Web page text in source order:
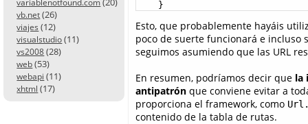
variablenotfound.com
vb.net (26)
viajes (12)
visualstudio (11)
vs2008 (28)
web (53)
webapi (11)
xhtml (17)
}
Esto, que probablemente hayáis
poco de suerte funcionará e incluso
seguimos asumiendo que las URL
En resumen, podríamos decir que la
antipatrón que conviene evitar a
proporciona el framework, como
contenido de la tabla de rutas.